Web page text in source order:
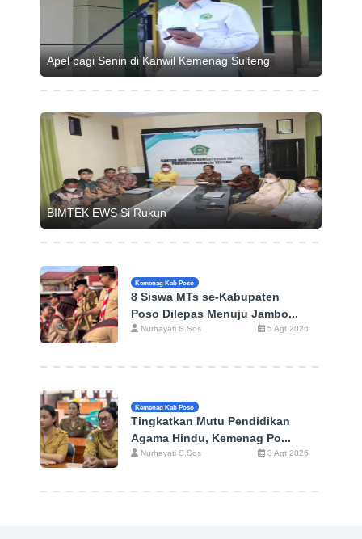
Apel pagi Senin di Kanwil Kemenag Sulteng
BIMTEK EWS Si Rukun
Kemenag Kab Poso
8 Siswa MTs se-Kabupaten
Poso Dilepas Menuju Jambo...
Nurhayati S.Sos 5 Agt 2026
Kemenag Kab Poso
Tingkatkan Mutu Pendidikan
Agama Hindu, Kemenag Po...
Nurhayati S.Sos 3 Agt 2026